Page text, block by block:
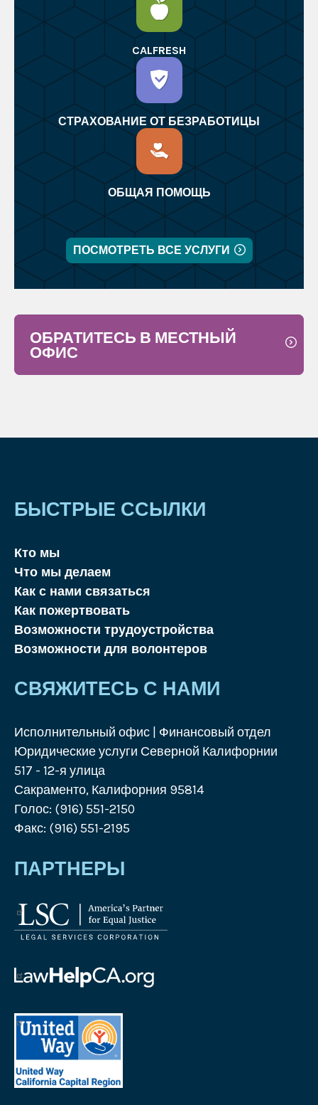
CALFRESH
СТРАХОВАНИЕ ОТ БЕЗРАБОТИЦЫ
ОБЩАЯ ПОМОЩЬ
ПОСМОТРЕТЬ ВСЕ УСЛУГИ
ОБРАТИТЕСЬ В МЕСТНЫЙ
ОФИС
БЫСТРЫЕ ССЫЛКИ
Кто мы
Что мы делаем
Как с нами связаться
Как пожертвовать
Возможности трудоустройства
Возможности для волонтеров
СВЯЖИТЕСЬ С НАМИ
Исполнительный офис | Финансовый отдел
Юридические услуги Северной Калифорнии
517 - 12-я улица
Сакраменто, Калифорния 95814
Голос: (916) 551-2150
Факс: (916) 551-2195
ПАРТНЕРЫ
Логотип
Корпорации
услуг
Логотип
Help
California
Логотип
United
Way
California
Capital